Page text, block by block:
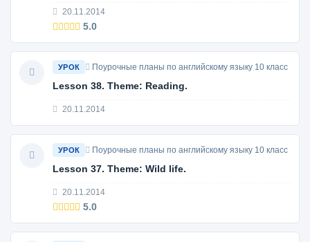
20.11.2014
5.0
УРОК Поурочные планы по английскому языку 10 класс
Lesson 38. Theme: Reading.
20.11.2014
УРОК Поурочные планы по английскому языку 10 класс
Lesson 37. Theme: Wild life.
20.11.2014
5.0